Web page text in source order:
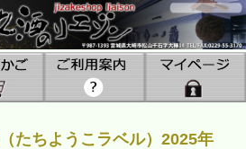
たちようこラベル）2025年